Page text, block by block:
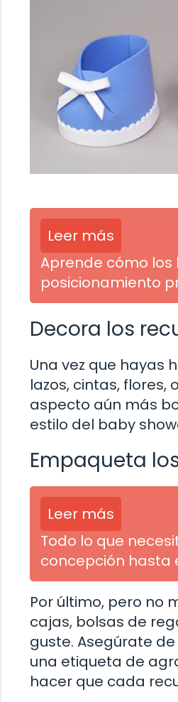
Leer más
Aprende cómo los
posicionamiento
Decora los
Una vez que hayas
lazos, cintas,
aspecto aún más
estilo del baby
Empaqueta
Leer más
Todo lo que
concepción hasta
Por último, pero no
cajas, bolsas de
guste. Asegúrate
una etiqueta de
hacer que cada